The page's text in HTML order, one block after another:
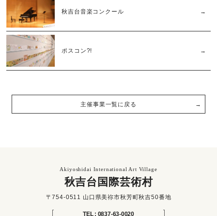
秋吉台音楽コンクール
ポスコン?!
主催事業一覧に戻る
Akiyoshidai International Art Village
秋吉台国際芸術村
〒754-0511 山口県美祢市秋芳町秋吉50番地
TEL : 0837-63-0020